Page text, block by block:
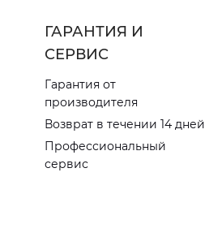
ГАРАНТИЯ И
СЕРВИС
Гарантия от
производителя
Возврат в течении 14 дней
Профессиональный
сервис